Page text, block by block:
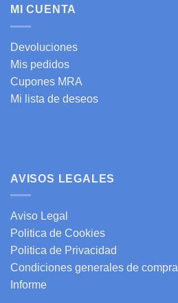
MI CUENTA
Devoluciones
Mis pedidos
Cupones MRA
Mi lista de deseos
AVISOS LEGALES
Aviso Legal
Politica de Cookies
Politica de Privacidad
Condiciones generales de compra
Informe